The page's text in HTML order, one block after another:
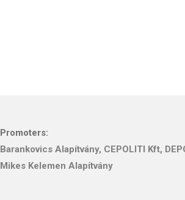
Promoters:
Barankovics Alapítvány, CEPOLITI Kft,
Mikes Kelemen Alapítvány